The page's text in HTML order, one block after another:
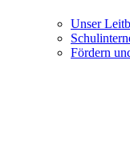
Unser
Fördern